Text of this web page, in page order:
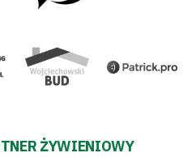
ŻYWIENIOWY